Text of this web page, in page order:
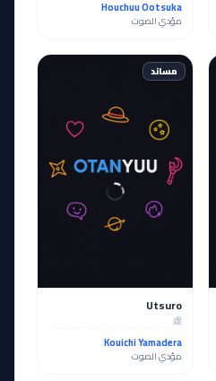
Houchuu Ootsuka
مؤدي الصوت
مساند
Utsuro
虚
Kouichi Yamadera
مؤدي الصوت